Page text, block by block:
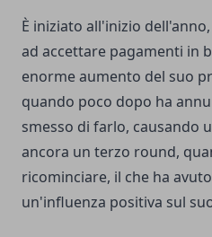
È iniziato all'inizio
ad accettare pagamenti in
enorme aumento del suo
quando poco dopo ha
smesso di farlo, causando
ancora un terzo round,
ricominciare, il che ha
un'influenza positiva sul